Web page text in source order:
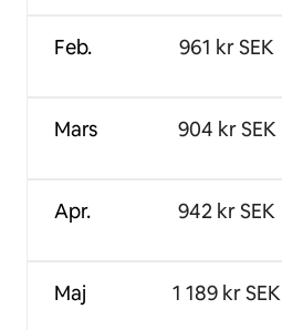
Feb.
Mars
Apr.
Maj
961 kr SEK
904 kr SEK
942 kr SEK
1 189 kr SEK